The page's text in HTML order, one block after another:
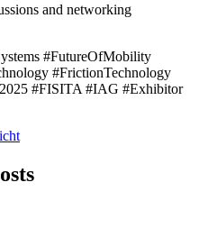
and networking
#FutureOfMobility
#FrictionTechnology
#FISITA #IAG #Exhibitor